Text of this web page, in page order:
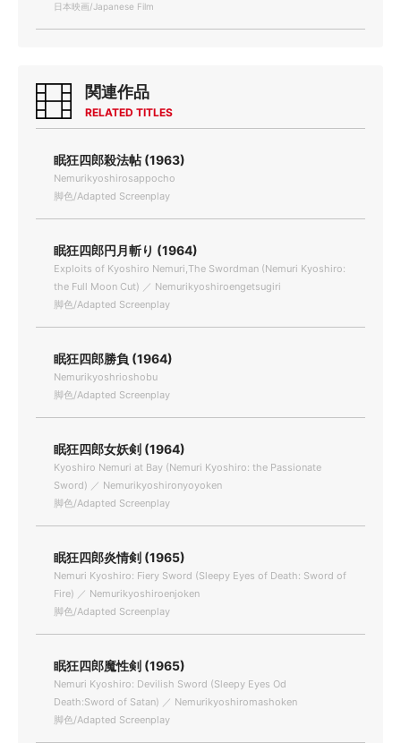
日本映画/Japanese Film
関連作品
RELATED TITLES
眠狂四郎殺法帖 (1963)
Nemurikyoshirosappocho
脚色/Adapted Screenplay
眠狂四郎円月斬り (1964)
Exploits of Kyoshiro Nemuri,The Swordman (Nemuri Kyoshiro:
the Full Moon Cut) ／ Nemurikyoshiroengetsugiri
脚色/Adapted Screenplay
眠狂四郎勝負 (1964)
Nemurikyoshrioshobu
脚色/Adapted Screenplay
眠狂四郎女妖剣 (1964)
Kyoshiro Nemuri at Bay (Nemuri Kyoshiro: the Passionate
Sword) ／ Nemurikyoshironyoyoken
脚色/Adapted Screenplay
眠狂四郎炎情剣 (1965)
Nemuri Kyoshiro: Fiery Sword (Sleepy Eyes of Death: Sword of
Fire) ／ Nemurikyoshiroenjoken
脚色/Adapted Screenplay
眠狂四郎魔性剣 (1965)
Nemuri Kyoshiro: Devilish Sword (Sleepy Eyes Od
Death:Sword of Satan) ／ Nemurikyoshiromashoken
脚色/Adapted Screenplay